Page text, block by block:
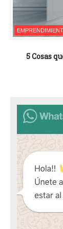
5 Cosas